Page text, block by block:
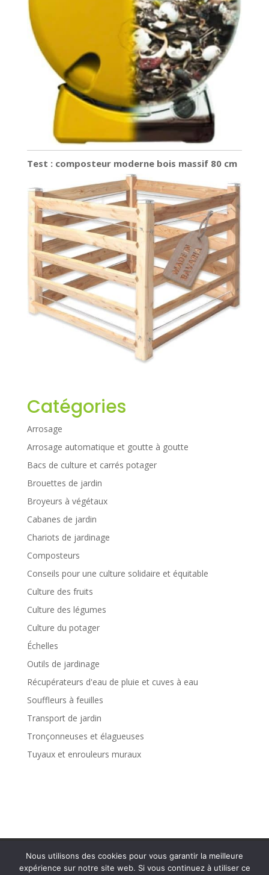
Test : composteur moderne bois massif 80 cm
Catégories
Arrosage
Arrosage automatique et goutte à goutte
Bacs de culture et carrés potager
Brouettes de jardin
Broyeurs à végétaux
Cabanes de jardin
Chariots de jardinage
Composteurs
Conseils pour une culture solidaire et équitable
Culture des fruits
Culture des légumes
Culture du potager
Échelles
Outils de jardinage
Récupérateurs d'eau de pluie et cuves à eau
Souffleurs à feuilles
Transport de jardin
Tronçonneuses et élagueuses
Tuyaux et enrouleurs muraux
Politique de confidentialité
Mentions légales
Plan de site
Contact
Nous utilisons des cookies pour vous garantir la meilleure
expérience sur notre site web. Si vous continuez à utiliser ce